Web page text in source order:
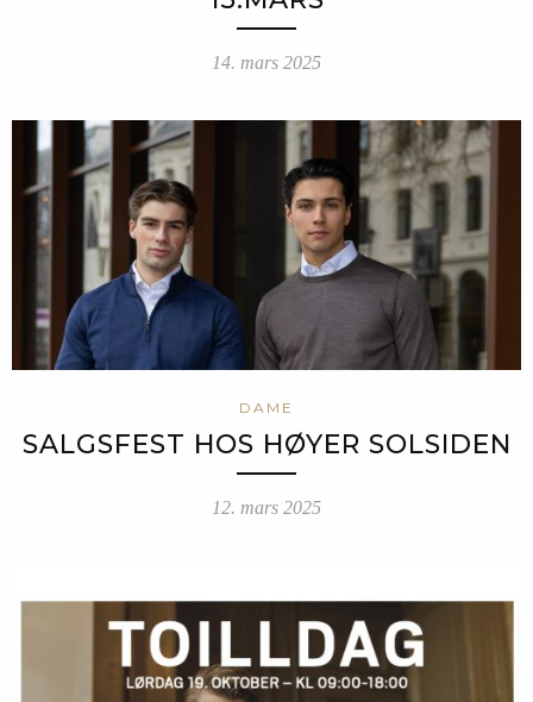
14. mars 2025
DAME
SALGSFEST HOS HØYER SOLSIDEN
12. mars 2025